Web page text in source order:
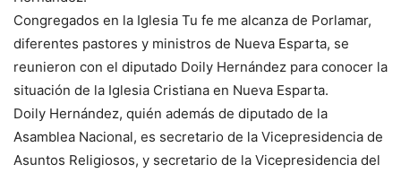
Congregados en la Iglesia Tu fe me alcanza de Porlamar,
diferentes pastores y ministros de Nueva Esparta, se
reunieron con el diputado Doily Hernández para conocer la
situación de la Iglesia Cristiana en Nueva Esparta.
Doily Hernández, quién además de diputado de la
Asamblea Nacional, es secretario de la Vicepresidencia de
Asuntos Religiosos, y secretario de la Vicepresidencia del